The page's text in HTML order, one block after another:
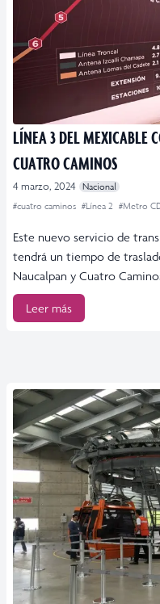
LÍNEA 3 DEL MEXICABLE
CUATRO CAMINOS
4 marzo, 2024
Nacional
#cuatro caminos #Línea 2 #Metro
Este nuevo servicio de
tendrá un tiempo de
Naucalpan y Cuatro
Leer más